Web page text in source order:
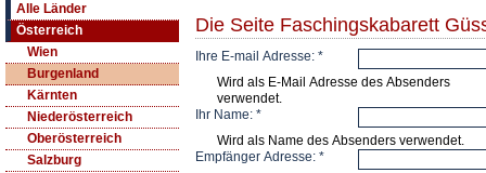
Alle Länder
Österreich
Wien
Burgenland
Kärnten
Niederösterreich
Oberösterreich
Salzburg
Die Seite Faschingskabarett
Ihre E-mail Adresse: *
Wird als E-Mail Adresse des Absenders
verwendet.
Ihr Name: *
Wird als Name des Absenders verwendet.
Empfänger Adresse: *